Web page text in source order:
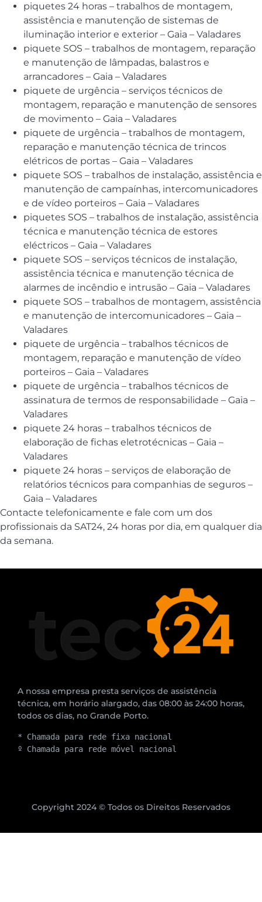
piquetes 24 horas – trabalhos de montagem,
assistência e manutenção de sistemas de
iluminação interior e exterior – Gaia – Valadares
piquete SOS – trabalhos de montagem, reparação
e manutenção de lâmpadas, balastros e
arrancadores – Gaia – Valadares
piquete de urgência – serviços técnicos de
montagem, reparação e manutenção de sensores
de movimento – Gaia – Valadares
piquete de urgência – trabalhos de montagem,
reparação e manutenção técnica de trincos
elétricos de portas – Gaia – Valadares
piquete SOS – trabalhos de instalação, assistência e
manutenção de campaínhas, intercomunicadores
e de vídeo porteiros – Gaia – Valadares
piquetes SOS – trabalhos de instalação, assistência
técnica e manutenção técnica de estores
eléctricos – Gaia – Valadares
piquete SOS – serviços técnicos de instalação,
assistência técnica e manutenção técnica de
alarmes de incêndio e intrusão – Gaia – Valadares
piquete SOS – trabalhos de montagem, assistência
e manutenção de intercomunicadores – Gaia –
Valadares
piquete de urgência – trabalhos técnicos de
montagem, reparação e manutenção de vídeo
porteiros – Gaia – Valadares
piquete de urgência – trabalhos técnicos de
assinatura de termos de responsabilidade – Gaia –
Valadares
piquete 24 horas – trabalhos técnicos de
elaboração de fichas eletrotécnicas – Gaia –
Valadares
piquete 24 horas – serviços de elaboração de
relatórios técnicos para companhias de seguros –
Gaia – Valadares
Contacte telefonicamente e fale com um dos
profissionais da SAT24, 24 horas por dia, em qualquer dia
da semana.
A nossa empresa presta serviços de assistência
técnica, em horário alargado, das 08:00 às 24:00 horas,
todos os dias, no Grande Porto.
* Chamada para rede fixa nacional
º Chamada para rede móvel nacional
Copyright 2024 © Todos os Direitos Reservados